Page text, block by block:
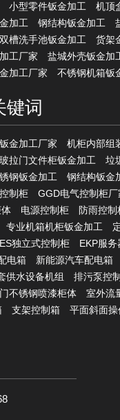
小型零件钣金加工 机顶
加工 钢结构钣金加工
双槽洗手池钣金加工 货架
工厂家 盐城外壳钣金加
加工厂家 不锈钢机箱钣
键词
金加工厂家 机柜内部组
玻拉门文件柜钣金加工 垃
钢钣金加工 钢结构钣金
制柜 GGD电气控制柜厂
电源控制柜 防雨控制
专业机箱机柜钣金加工
ES独立式控制柜 EKP服
电箱 新能源汽车配电箱
供水设备机组 排污泵控
不锈钢喷漆柜体 室外流
支架控制箱 平面斜面操